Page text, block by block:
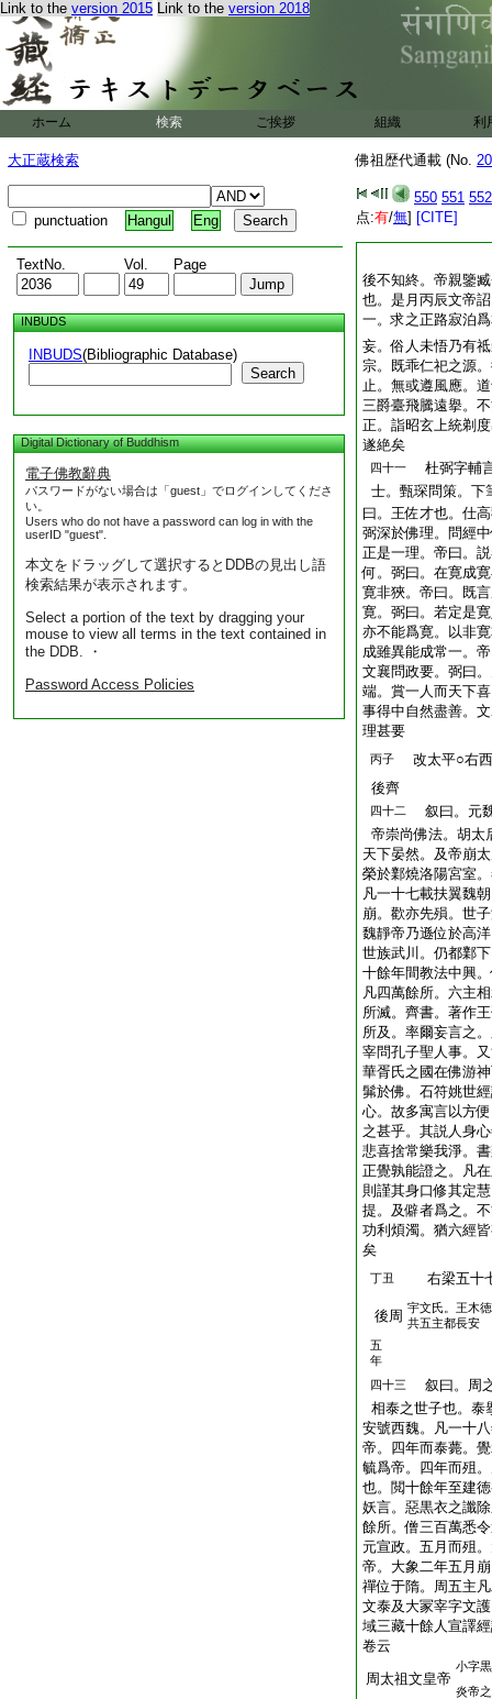
Link to the version 2015 Link to the version 2018
ホーム 検索 ご挨拶 組織 利
大正蔵検索
punctuation Hangul Eng
TextNo. Vol. Page
INBUDS
INBUDS(Bibliographic Database)
Search
Digital Dictionary of Buddhism
電子佛教辭典
パスワードがない場合は「guest」でログインしてくださ
い。
Users who do not have a password can log in with the
userID "guest".
本文をドラッグして選択するとDDBの見出し語
検索結果が表示されます。
Select a portion of the text by dragging your
mouse to view all terms in the text contained in
the DDB. ・
Password Access Policies
佛祖歴代通載 (No.
550 551 552
点:有/無] [CITE]
後不知終。帝親鑒
也。是月丙辰文帝
一。求之正路寂泊
妄。俗人未悟乃有
宗。既乖仁祀之源
止。無或遵風應。
三爵臺飛騰遠擧。
正。詣昭玄上統剃
遂絶矣
四十一
杜弼字輔
士。甄琛問策。下
曰。王佐才也。仕
弼深於佛理。問經
正是一理。帝曰。
何。弼曰。在寛成
寛非狹。帝曰。既
寛。弼曰。若定是
亦不能爲寛。以非
成雖異能成常一。
文襄問政要。弼曰
端。賞一人而天下
事得中自然盡善。
理甚要
丙子
改太平○右
後齊
四十二
叙曰。元
帝崇尚佛法。胡太
天下晏然。及帝崩
榮於鄴燒洛陽宮室
凡一十七載扶翼魏
崩。歡亦先殞。世
魏靜帝乃遜位於高
世族武川。仍都鄴
十餘年間教法中興
凡四萬餘所。六主
所滅。齊書。著作
所及。率爾妄言之
宰問孔子聖人事。
華胥氏之國在佛游
髴於佛。石符姚世
心。故多寓言以方
之甚乎。其説人身
悲喜捨常樂我淨。
正覺孰能證之。凡
則謹其身口修其定
提。及僻者爲之。
功利煩濁。猶六經
矣
丁丑 右梁五十
後周 宇文氏。王木
共五主都長安
五
年
四十三
叙曰。周
相泰之世子也。泰
安號西魏。凡一十
帝。四年而泰薨。
毓爲帝。四年而殂
也。閲十餘年至建
妖言。惡黒衣之讖
餘所。僧三百萬悉
元宣政。五月而殂
帝。大象二年五月
禪位于隋。周五主
文泰及大冡宰字文
域三藏十餘人宣譯
卷云
周太祖文皇帝
小字
炎帝